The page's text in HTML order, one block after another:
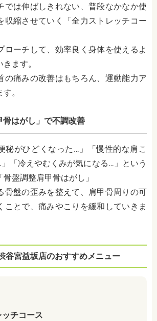
では伸ばしきれない、普段なかなか使
収縮させていく「全力ストレッチコー
ローチして、効率良く身体を使えるよ
ます。
の痛みの改善はもちろん、運動能力ア
。
骨はがし」で不調改善
秘がひどくなった…」「慢性的な肩こ
「冷えやむくみが気になる…」という
盤調整肩甲骨はがし」
骨盤の歪みを整えて、肩甲骨周りの可
ことで、痛みやこりを緩和していきま
谷宮益坂店のおすすめメニュー
チコース